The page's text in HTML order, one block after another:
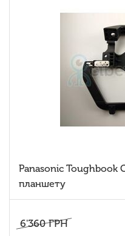
Panasonic Toughbook
планшету
6'360 ГРН